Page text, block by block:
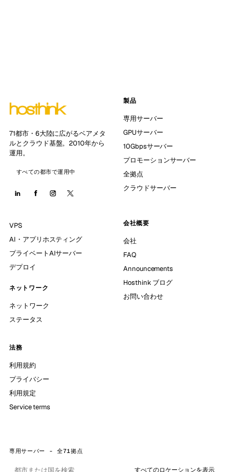
71都市・6大陸に広がるベアメタ
ルとクラウド基盤。2010年から
運用。
すべての都市で運用中
製品
専用サーバー
GPUサーバー
10Gbpsサーバー
プロモーションサーバー
全拠点
クラウドサーバー
VPS
AI・アプリホスティング
プライベートAIサーバー
デプロイ
ネットワーク
ネットワーク
ステータス
会社概要
会社
FAQ
Announcements
Hosthink ブログ
お問い合わせ
法務
利用規約
プライバシー
利用規定
Service terms
専用サーバー - 全71拠点
すべてのロケーションを表示